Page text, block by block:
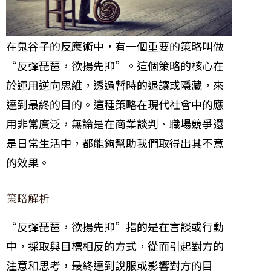
在鬼谷子的反應術中，有一個重要的策略叫做
“反彈琵琶，欲揚先抑”。這個策略的核心在
於運用逆向思維，透過暫時的退讓或隱藏，來
達到最終的目的。這種策略在現代社會中的應
用非常廣泛，無論是在商業談判、職場競爭還
是日常生活中，都能夠幫助我們取得出其不意
的效果。
策略解析
“反彈琵琶，欲揚先抑”指的是在言談或行動
中，採取與目標相反的方式，從而引起對方的
注意和思考，最終達到說服或影響對方的目